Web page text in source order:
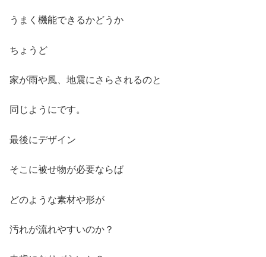
うまく機能できるかどうか
ちょうど
家が雨や風、地震にさらされるのと
同じようにです。
最後にデザイン
そこに被せ物が必要ならば
どのような素材や形が
汚れが流れやすいのか？